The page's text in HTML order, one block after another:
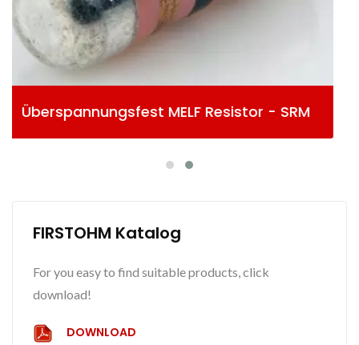
Metallfilm MELF Resistor - MM
FIRSTOHM Katalog
For you easy to find suitable products, click
download!
DOWNLOAD